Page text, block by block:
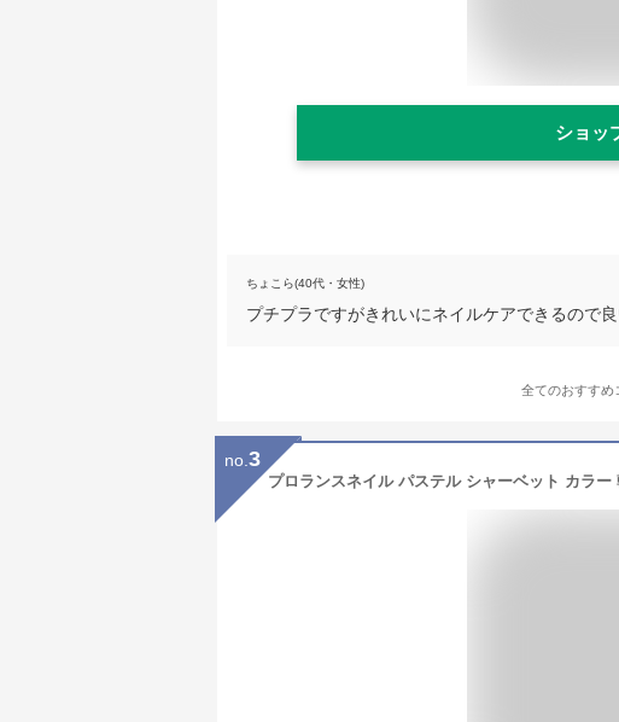
ショッ
ちょこら(40代・女性)
プチプラですがきれいにネイルケアできるので
全てのおすすめ
no. 3